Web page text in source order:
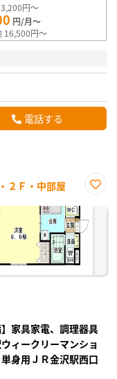
円～
円/月～
16,500円～
電話する
２Ｆ・中部屋
に入
り登
録
家具家電、調理器具
ィークリーマンショ
身用ＪＲ金沢駅西口